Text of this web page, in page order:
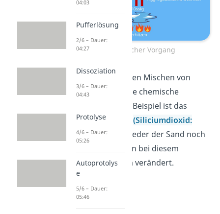
Physikalischer Vorgang
Auch beim einfachen Mischen von
Stoffen findet keine chemische
Reaktion statt. Ein Beispiel ist das
Mischen von Sand(Siliciumdioxid:
SiO2)in Wasser. Weder der Sand noch
das Wasser werden bei diesem
Vorgang chemisch verändert.
04:03
Pufferlösung
2/6 – Dauer:
04:27
Dissoziation
3/6 – Dauer:
04:43
Protolyse
4/6 – Dauer:
05:26
Autoprotolys
e
5/6 – Dauer:
05:46